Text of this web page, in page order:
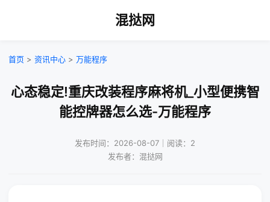
混挞网
首页 > 资讯中心 > 万能程序
心态稳定!重庆改装程序麻将机_小型便携智
能控牌器怎么选-万能程序
发布时间：2026-08-07｜阅读：2
发布者：混挞网